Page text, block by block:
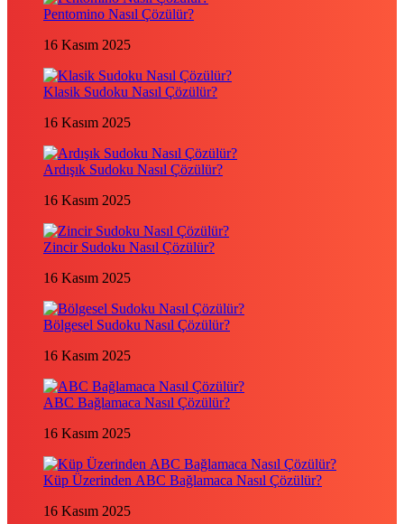
Pentomino Nasıl Çözülür?
16 Kasım 2025
Klasik Sudoku Nasıl Çözülür?
16 Kasım 2025
Ardışık Sudoku Nasıl Çözülür?
16 Kasım 2025
Zincir Sudoku Nasıl Çözülür?
16 Kasım 2025
Bölgesel Sudoku Nasıl Çözülür?
16 Kasım 2025
ABC Bağlamaca Nasıl Çözülür?
16 Kasım 2025
Küp Üzerinden ABC Bağlamaca Nasıl Çözülür?
16 Kasım 2025